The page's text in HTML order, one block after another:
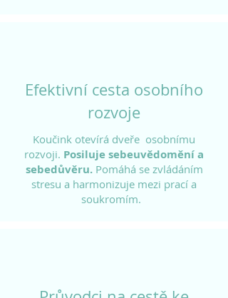
Efektivní cesta osobního
rozvoje
Koučink otevírá dveře osobnímu
rozvoji. Posiluje sebeuvědomění a
sebedůvěru.Pomáhá se zvládáním
stresu a harmonizuje mezi prací a
soukromím.